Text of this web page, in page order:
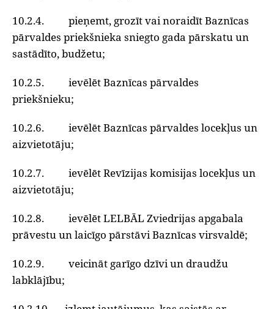
10.2.4. pieņemt, grozīt vai noraidīt Baznīcas
pārvaldes priekšnieka sniegto gada pārskatu un
sastādīto, budžetu;
10.2.5. ievēlēt Baznīcas pārvaldes
priekšnieku;
10.2.6. ievēlēt Baznīcas pārvaldes locekļus un
aizvietotāju;
10.2.7. ievēlēt Revīzijas komisijas locekļus un
aizvietotāju;
10.2.8. ievēlēt LELBĀL Zviedrijas apgabala
prāvestu un laicīgo pārstāvi Baznīcas virsvaldē;
10.2.9. veicināt garīgo dzīvi un draudžu
labklājību;